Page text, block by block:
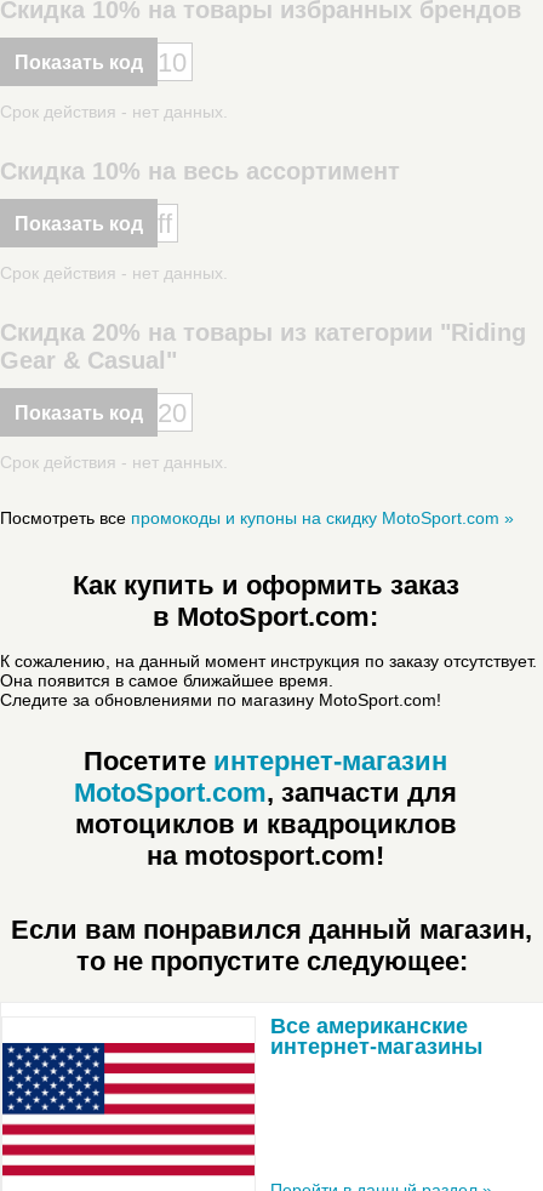
Скидка 10% на товары избранных брендов
Показать код 10
Срок действия - нет данных.
Скидка 10% на весь ассортимент
Показать код ff
Срок действия - нет данных.
Скидка 20% на товары из категории "Riding
Gear & Casual"
Показать код 20
Срок действия - нет данных.
Посмотреть все промокоды и купоны на скидку MotoSport.com »
Как купить и оформить заказ
в MotoSport.com:
К сожалению, на данный момент инструкция по заказу отсутствует.
Она появится в самое ближайшее время.
Следите за обновлениями по магазину MotoSport.com!
Посетите интернет-магазин
MotoSport.com, запчасти для
мотоциклов и квадроциклов
на motosport.com!
Если вам понравился данный магазин,
то не пропустите следующее:
Все американские
интернет-магазины